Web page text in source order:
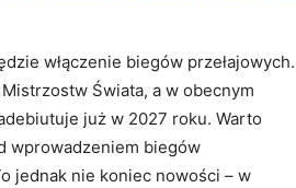
włączenie biegów przełajowych.
Świata, a w obecnym
już w 2027 roku. Warto
wprowadzeniem biegów
jednak nie koniec nowości – w